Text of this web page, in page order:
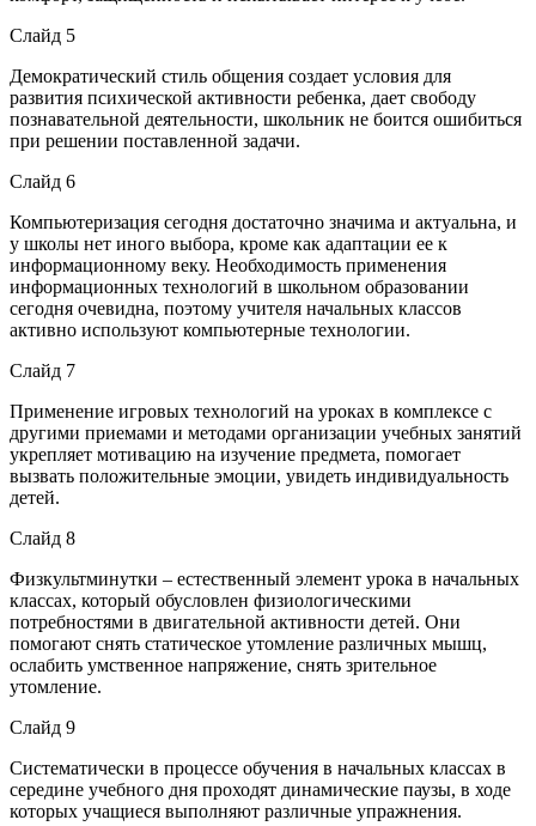
Слайд 5
Демократический стиль общения создает условия для
развития психической активности ребенка, дает свободу
познавательной деятельности, школьник не боится ошибиться
при решении поставленной задачи.
Слайд 6
Компьютеризация сегодня достаточно значима и актуальна, и
у школы нет иного выбора, кроме как адаптации ее к
информационному веку. Необходимость применения
информационных технологий в школьном образовании
сегодня очевидна, поэтому учителя начальных классов
активно используют компьютерные технологии.
Слайд 7
Применение игровых технологий на уроках в комплексе с
другими приемами и методами организации учебных занятий
укрепляет мотивацию на изучение предмета, помогает
вызвать положительные эмоции, увидеть индивидуальность
детей.
Слайд 8
Физкультминутки – естественный элемент урока в начальных
классах, который обусловлен физиологическими
потребностями в двигательной активности детей. Они
помогают снять статическое утомление различных мышц,
ослабить умственное напряжение, снять зрительное
утомление.
Слайд 9
Систематически в процессе обучения в начальных классах в
середине учебного дня проходят динамические паузы, в ходе
которых учащиеся выполняют различные упражнения.